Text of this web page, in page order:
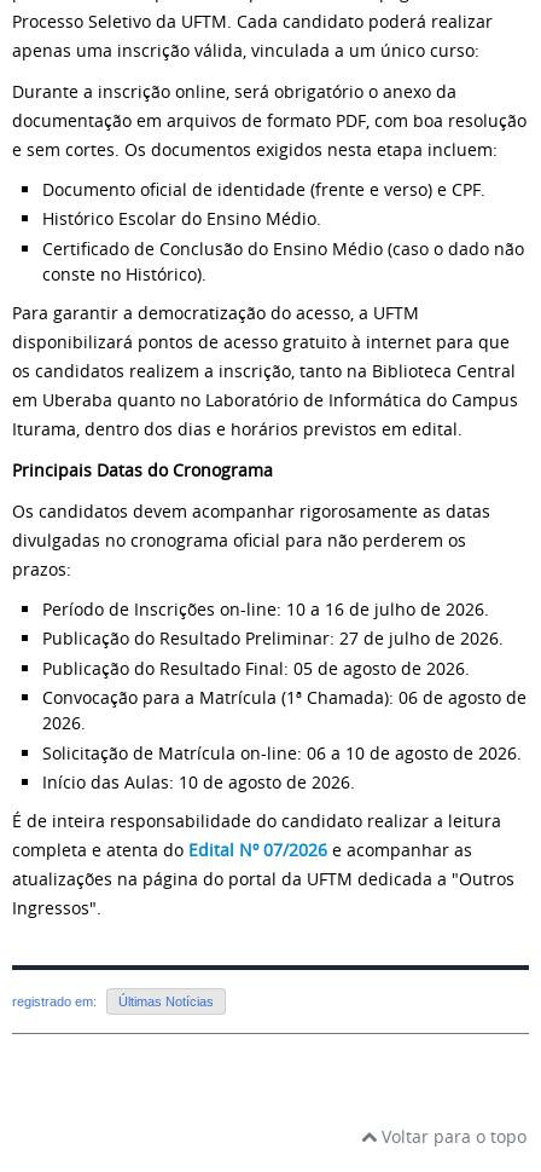
Processo Seletivo da UFTM. Cada candidato poderá realizar
apenas uma inscrição válida, vinculada a um único curso:
Durante a inscrição online, será obrigatório o anexo da
documentação em arquivos de formato PDF, com boa resolução
e sem cortes. Os documentos exigidos nesta etapa incluem:
Documento oficial de identidade (frente e verso) e CPF.
Histórico Escolar do Ensino Médio.
Certificado de Conclusão do Ensino Médio (caso o dado não
conste no Histórico).
Para garantir a democratização do acesso, a UFTM
disponibilizará pontos de acesso gratuito à internet para que
os candidatos realizem a inscrição, tanto na Biblioteca Central
em Uberaba quanto no Laboratório de Informática do Campus
Iturama, dentro dos dias e horários previstos em edital.
Principais Datas do Cronograma
Os candidatos devem acompanhar rigorosamente as datas
divulgadas no cronograma oficial para não perderem os
prazos:
Período de Inscrições on-line: 10 a 16 de julho de 2026.
Publicação do Resultado Preliminar: 27 de julho de 2026.
Publicação do Resultado Final: 05 de agosto de 2026.
Convocação para a Matrícula (1ª Chamada): 06 de agosto de
2026.
Solicitação de Matrícula on-line: 06 a 10 de agosto de 2026.
Início das Aulas: 10 de agosto de 2026.
É de inteira responsabilidade do candidato realizar a leitura
completa e atenta do Edital Nº 07/2026 e acompanhar as
atualizações na página do portal da UFTM dedicada a "Outros
Ingressos".
registrado em: Últimas Notícias
Voltar para o topo